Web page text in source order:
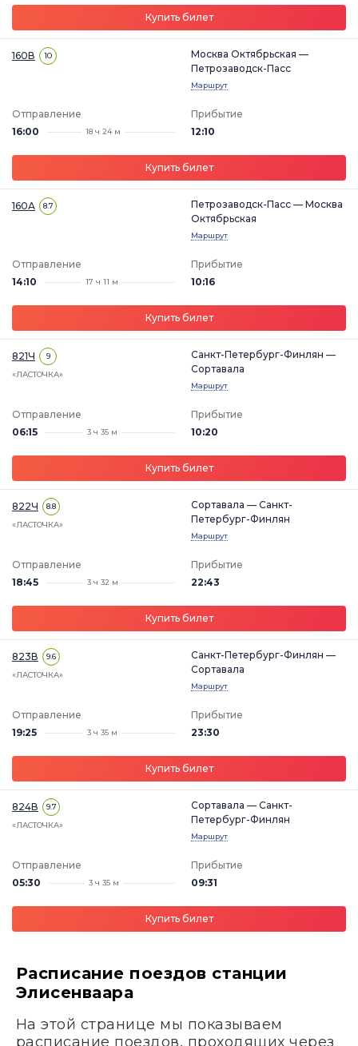
Купить билет
160В 10
Москва Октябрьская —
Петрозаводск-Пасс
Маршрут
Отправление
16:00
18 ч 24 м
Прибытие
12:10
Купить билет
160А 8.7
Петрозаводск-Пасс — Москва
Октябрьская
Маршрут
Отправление
14:10
17 ч 11 м
Прибытие
10:16
Купить билет
821Ч 9
«ЛАСТОЧКА»
Санкт-Петербург-Финлян —
Сортавала
Маршрут
Отправление
06:15
3 ч 35 м
Прибытие
10:20
Купить билет
822Ч 8.8
«ЛАСТОЧКА»
Сортавала — Санкт-
Петербург-Финлян
Маршрут
Отправление
18:45
3 ч 32 м
Прибытие
22:43
Купить билет
823В 9.6
«ЛАСТОЧКА»
Санкт-Петербург-Финлян —
Сортавала
Маршрут
Отправление
19:25
3 ч 35 м
Прибытие
23:30
Купить билет
824В 9.7
«ЛАСТОЧКА»
Сортавала — Санкт-
Петербург-Финлян
Маршрут
Отправление
05:30
3 ч 35 м
Прибытие
09:31
Купить билет
Расписание поездов станции
Элисенваара
На этой странице мы показываем
расписание поездов, проходящих через